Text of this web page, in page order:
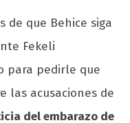
de que Behice siga
Fekeli
para pedirle que
las acusaciones de
del embarazo de